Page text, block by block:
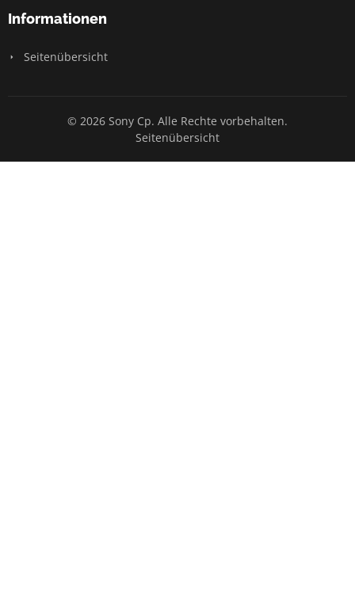
Informationen
Seitenübersicht
© 2026 Sony Cp. Alle Rechte vorbehalten.
Seitenübersicht